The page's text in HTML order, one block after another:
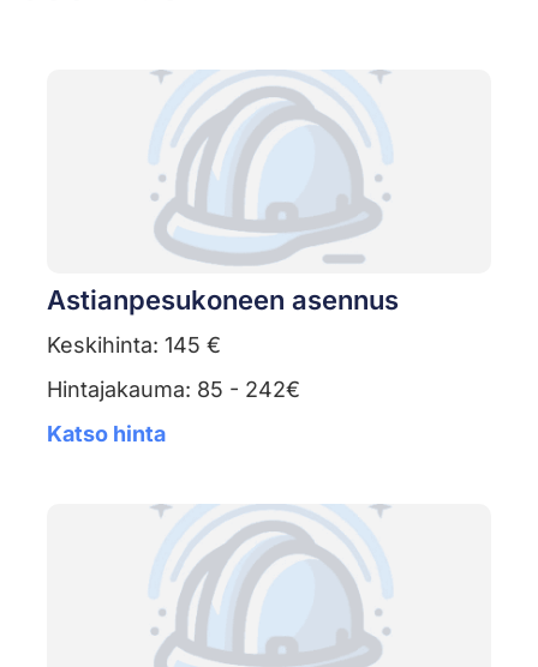
Astianpesukoneen asennus
Keskihinta: 145 €
Hintajakauma: 85 - 242€
Katso hinta